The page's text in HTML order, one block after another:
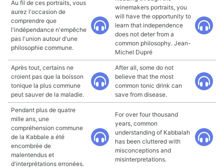
Au fil de ces portraits, vous
aurez l'occasion de
comprendre que
l'indépendance n'empêche
pas l'union autour d'une
philosophie commune.
winemakers portraits, you
will have the opportunity to
learn that independence
does not deter from a
common philosophy. Jean-
Michel Dupré
Après tout, certains ne
croient pas que la boisson
tonique la plus commune
peut sauver de la maladie.
After all, some do not
believe that the most
common tonic drink can
save from disease.
Pendant plus de quatre
mille ans, une
compréhension commune
de la Kabbale a été
encombrée de
malentendus et
d'interprétations erronées.
For over four thousand
years, common
understanding of Kabbalah
has been cluttered with
misconceptions and
misinterpretations.